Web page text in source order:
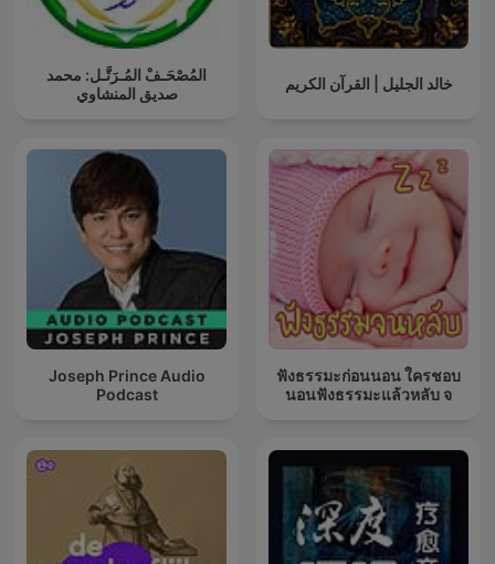
المُصْحَـفْ المُـرَتَّـل: محمد
صديق المنشاوي
خالد الجليل | القرآن الكريم
Joseph Prince Audio
Podcast
ฟังธรรมะก่อนนอน ใครชอบ
นอนฟังธรรมะแล้วหลับ จ